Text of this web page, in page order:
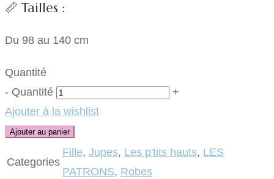
📏 Tailles :
Du 98 au 140 cm
Quantité
- Quantité
+
Ajouter à la wishlist
Ajouter au panier
Categories
Fille, Jupes, Les p'tits hauts, LES
PATRONS, Robes